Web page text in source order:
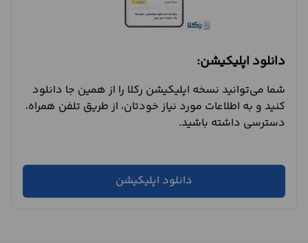
دانلود اپلیکیشن:
شما می‌توانید نسخه اپلیکیشن رکلا را از همین جا دانلود
کنید و به اطلاعات مورد نیاز خودتان، از طریق تلفن همراه،
دسترسی داشته باشید.
دانلود اپلیکیشن